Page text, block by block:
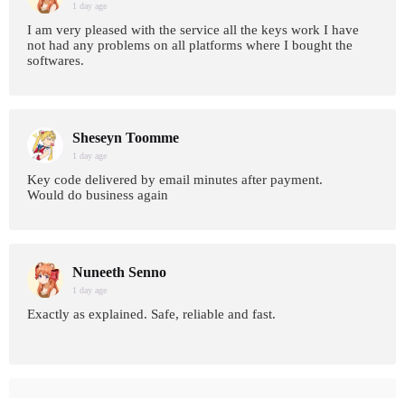
1 day age
I am very pleased with the service all the keys work I have
not had any problems on all platforms where I bought the
softwares.
Sheseyn Toomme
1 day age
Key code delivered by email minutes after payment.
Would do business again
Nuneeth Senno
1 day age
Exactly as explained. Safe, reliable and fast.